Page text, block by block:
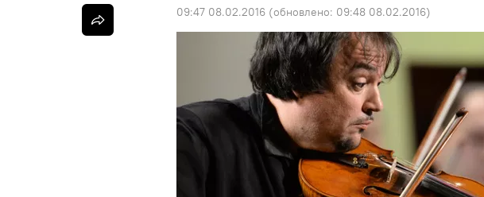
09:47 08.02.2016 (обновлено: 09:48 08.02.2016)